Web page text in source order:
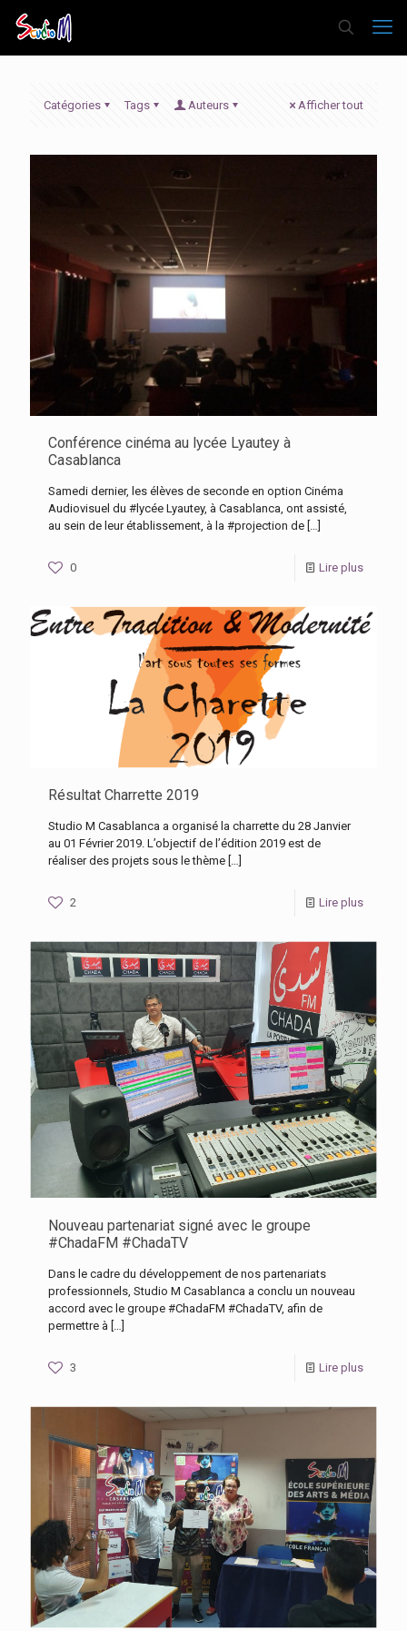
Catégories Tags Auteurs Afficher tout
Conférence cinéma au lycée Lyautey à
Casablanca
Samedi dernier, les élèves de seconde en option Cinéma
Audiovisuel du #lycée Lyautey, à Casablanca, ont assisté,
au sein de leur établissement, à la #projection de […]
0 Lire plus
Résultat Charrette 2019
Studio M Casablanca a organisé la charrette du 28 Janvier
au 01 Février 2019. L’objectif de l’édition 2019 est de
réaliser des projets sous le thème […]
2 Lire plus
Nouveau partenariat signé avec le groupe
#ChadaFM #ChadaTV
Dans le cadre du développement de nos partenariats
professionnels, Studio M Casablanca a conclu un nouveau
accord avec le groupe #ChadaFM #ChadaTV, afin de
permettre à […]
3 Lire plus